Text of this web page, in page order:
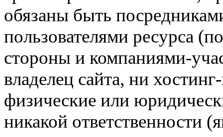
обязаны быть
пользователями ресурса
стороны и компаниями-
владелец сайта, ни
физические или
никакой ответственности